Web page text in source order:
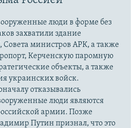
люди в форме без
захватили здание
министров АРК, а также
Керченскую паромную
объекты, а также
украинских войск.
отказывались
люди являются
армии. Позже
Путин признал, что это